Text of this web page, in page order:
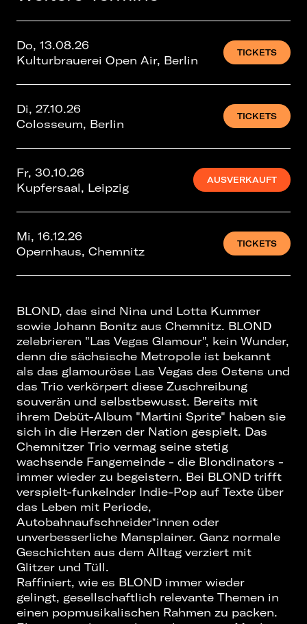
Do, 13.08.26
Kulturbrauerei Open Air, Berlin
TICKETS
Di, 27.10.26
Colosseum, Berlin
TICKETS
Fr, 30.10.26
Kupfersaal, Leipzig
AUSVERKAUFT
Mi, 16.12.26
Opernhaus, Chemnitz
TICKETS
BLOND, das sind Nina und Lotta Kummer
sowie Johann Bonitz aus Chemnitz. BLOND
zelebrieren "Las Vegas Glamour", kein Wunder,
denn die sächsische Metropole ist bekannt
als das glamouröse Las Vegas des Ostens und
das Trio verkörpert diese Zuschreibung
souverän und selbstbewusst. Bereits mit
ihrem Debüt-Album "Martini Sprite" haben sie
sich in die Herzen der Nation gespielt. Das
Chemnitzer Trio vermag seine stetig
wachsende Fangemeinde - die Blondinators -
immer wieder zu begeistern. Bei BLOND trifft
verspielt-funkelnder Indie-Pop auf Texte über
das Leben mit Periode,
Autobahnaufschneider*innen oder
unverbesserliche Mansplainer. Ganz normale
Geschichten aus dem Alltag verziert mit
Glitzer und Tüll.
Raffiniert, wie es BLOND immer wieder
gelingt, gesellschaftlich relevante Themen in
einen popmusikalischen Rahmen zu packen.